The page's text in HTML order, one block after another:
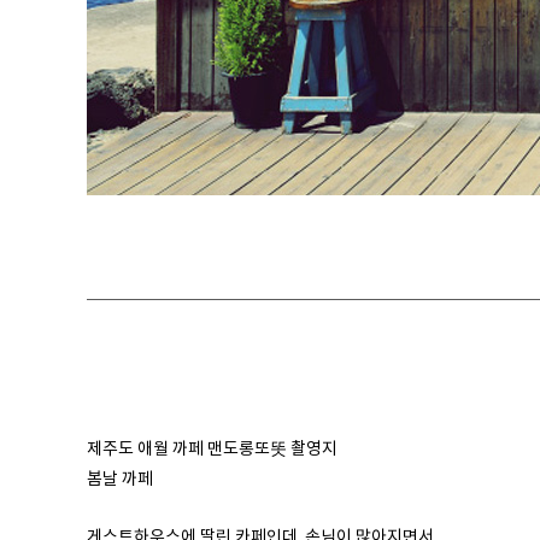
제주도 애월 까페 맨도롱또똣 촬영지
봄날 까페